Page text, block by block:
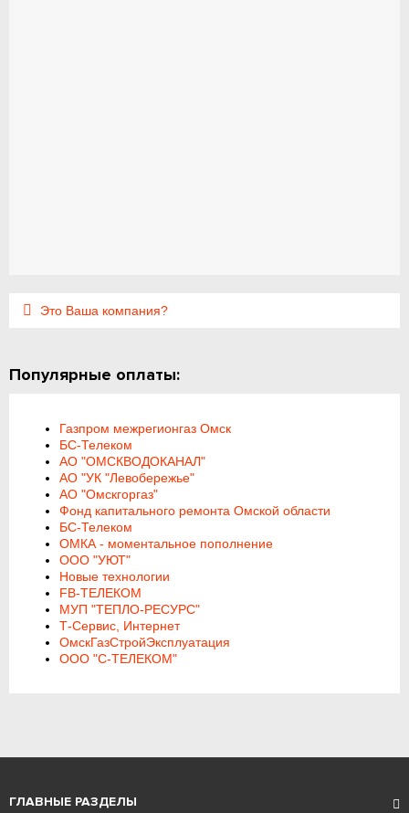
Это Ваша компания?
Популярные оплаты:
Газпром межрегионгаз Омск
БС-Телеком
АО "ОМСКВОДОКАНАЛ"
АО "УК "Левобережье"
АО "Омскгоргаз"
Фонд капитального ремонта Омской области
БС-Телеком
ОМКА - моментальное пополнение
ООО "УЮТ"
Новые технологии
FB-ТЕЛЕКОМ
МУП "ТЕПЛО-РЕСУРС"
Т-Сервис, Интернет
ОмскГазСтройЭксплуатация
ООО "С-ТЕЛЕКОМ"
ГЛАВНЫЕ РАЗДЕЛЫ